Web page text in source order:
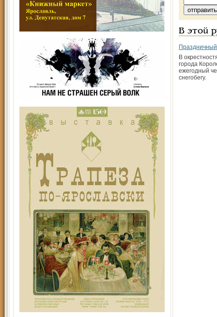
В этой
Праздничный
В
города
ежегодный
снегобегу.